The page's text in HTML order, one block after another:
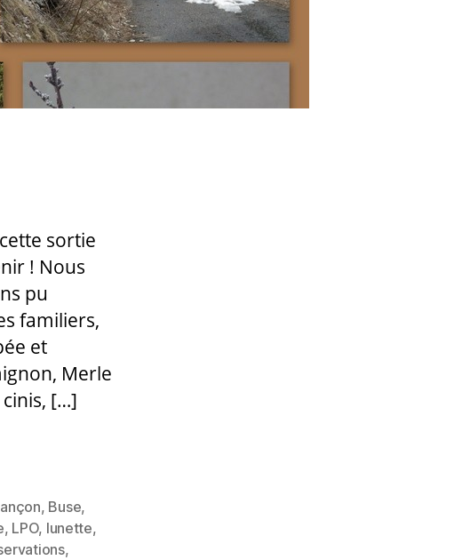
sortie
! Nous
pu
familiers,
et
Merle
cinis, […]
, Buse,
, LPO, lunette,
,